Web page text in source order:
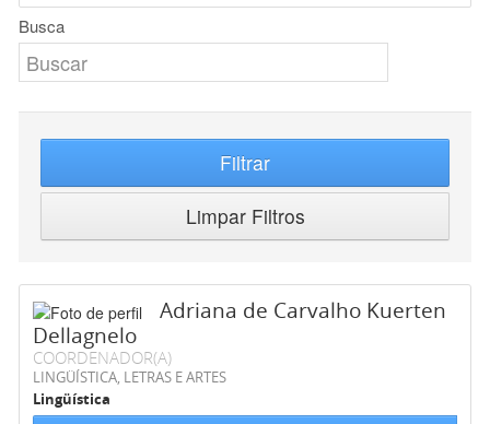
Busca
Filtrar
Limpar Filtros
Adriana de Carvalho Kuerten
Dellagnelo
COORDENADOR(A)
LINGÜÍSTICA, LETRAS E ARTES
Lingüística